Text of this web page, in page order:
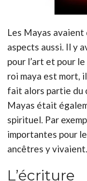
Les Mayas avaient
aspects aussi. Il y
pour l’art et pour
roi maya est mort,
fait alors partie du
Mayas était
spirituel. Par
importantes pour
ancêtres y vivaient.
L’écriture